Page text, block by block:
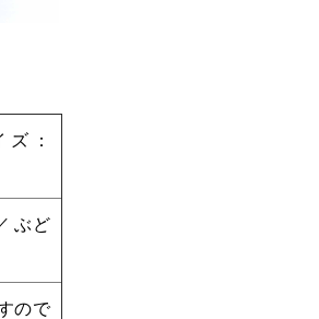
：
ぶど
ので